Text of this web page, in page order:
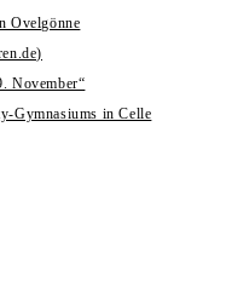
Ovelgönne
November“
Gymnasiums in Celle